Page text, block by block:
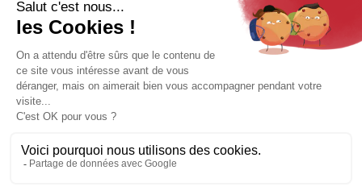
propulsé avec♥parHybride Conseil